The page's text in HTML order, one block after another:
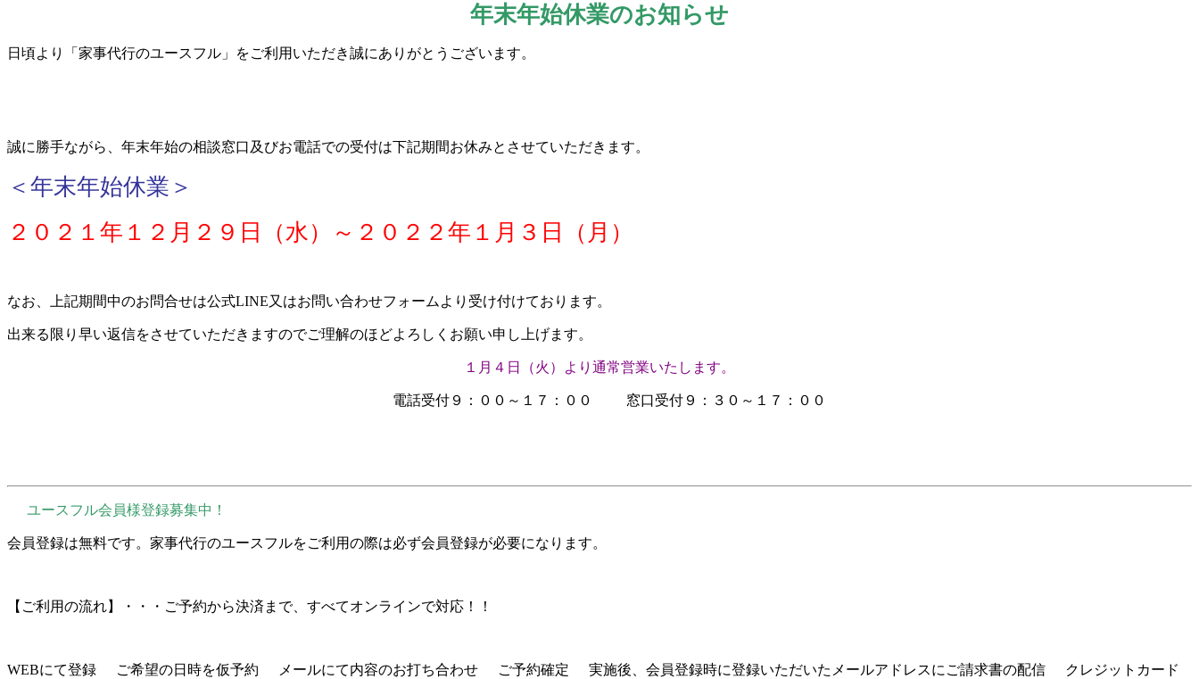
年末年始休業のお知らせ
日頃より「家事代行のユースフル」をご利用いただき誠にありがとうございます。
誠に勝手ながら、年末年始の相談窓口及びお電話での受付は下記期間お休みとさせていただきます。
＜年末年始休業＞
２０２１年１２月２９日（水）～２０２２年１月３日（月）
なお、上記期間中のお問合せは公式LINE又はお問い合わせフォームより受け付けております。
出来る限り早い返信をさせていただきますのでご理解のほどよろしくお願い申し上げます。
１月４日（火）より通常営業いたします。
電話受付９：００～１７：００ 窓口受付９：３０～１７：００
ユースフル会員様登録募集中！
会員登録は無料です。家事代行のユースフルをご利用の際は必ず会員登録が必要になります。
【ご利用の流れ】・・・ご予約から決済まで、すべてオンラインで対応！！
WEBにて登録 ご希望の日時を仮予約 メールにて内容のお打ち合わせ ご予約確定 実施後、会員登録時に登録いただいたメールアドレスにご請求書の配信
クレジットカード